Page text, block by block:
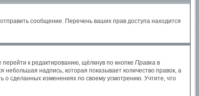
сообщение. Перечень ваших прав доступа находится
к редактированию, щёлкнув по кнопке Правка в
надпись, которая показывает количество правок, а
о сделанных изменениях по своему усмотрению. Учтите, что